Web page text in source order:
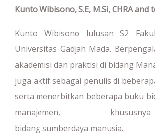
Kunto Wibisono, S.E, M.Si, CHRAand
Kunto Wibisono lulusan S2
Universitas Gadjah Mada.
akademisi dan praktisi di bidang
juga aktif sebagai penulis di
serta menerbitkan beberapa buku
manajemen,
bidang sumberdaya manusia.